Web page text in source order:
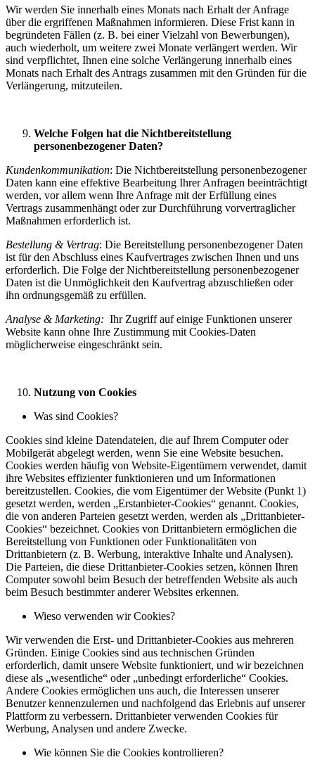
Wir werden Sie innerhalb eines Monats nach Erhalt der Anfrage
über die ergriffenen Maßnahmen informieren. Diese Frist kann in
begründeten Fällen (z. B. bei einer Vielzahl von Bewerbungen),
auch wiederholt, um weitere zwei Monate verlängert werden. Wir
sind verpflichtet, Ihnen eine solche Verlängerung innerhalb eines
Monats nach Erhalt des Antrags zusammen mit den Gründen für die
Verlängerung, mitzuteilen.
Welche Folgen hat die Nichtbereitstellung
personenbezogener Daten?
Kundenkommunikation: Die Nichtbereitstellung personenbezogener
Daten kann eine effektive Bearbeitung Ihrer Anfragen beeinträchtigt
werden, vor allem wenn Ihre Anfrage mit der Erfüllung eines
Vertrags zusammenhängt oder zur Durchführung vorvertraglicher
Maßnahmen erforderlich ist.
Bestellung & Vertrag: Die Bereitstellung personenbezogener Daten
ist für den Abschluss eines Kaufvertrages zwischen Ihnen und uns
erforderlich. Die Folge der Nichtbereitstellung personenbezogener
Daten ist die Unmöglichkeit den Kaufvertrag abzuschließen oder
ihn ordnungsgemäß zu erfüllen.
Analyse & Marketing: Ihr Zugriff auf einige Funktionen unserer
Website kann ohne Ihre Zustimmung mit Cookies-Daten
möglicherweise eingeschränkt sein.
Nutzung von Cookies
Was sind Cookies?
Cookies sind kleine Datendateien, die auf Ihrem Computer oder
Mobilgerät abgelegt werden, wenn Sie eine Website besuchen.
Cookies werden häufig von Website-Eigentümern verwendet, damit
ihre Websites effizienter funktionieren und um Informationen
bereitzustellen. Cookies, die vom Eigentümer der Website (Punkt 1)
gesetzt werden, werden „Erstanbieter-Cookies“ genannt. Cookies,
die von anderen Parteien gesetzt werden, werden als „Drittanbieter-
Cookies“ bezeichnet. Cookies von Drittanbietern ermöglichen die
Bereitstellung von Funktionen oder Funktionalitäten von
Drittanbietern (z. B. Werbung, interaktive Inhalte und Analysen).
Die Parteien, die diese Drittanbieter-Cookies setzen, können Ihren
Computer sowohl beim Besuch der betreffenden Website als auch
beim Besuch bestimmter anderer Websites erkennen.
Wieso verwenden wir Cookies?
Wir verwenden die Erst- und Drittanbieter-Cookies aus mehreren
Gründen. Einige Cookies sind aus technischen Gründen
erforderlich, damit unsere Website funktioniert, und wir bezeichnen
diese als „wesentliche“ oder „unbedingt erforderliche“ Cookies.
Andere Cookies ermöglichen uns auch, die Interessen unserer
Benutzer kennenzulernen und nachfolgend das Erlebnis auf unserer
Plattform zu verbessern. Drittanbieter verwenden Cookies für
Werbung, Analysen und andere Zwecke.
Wie können Sie die Cookies kontrollieren?